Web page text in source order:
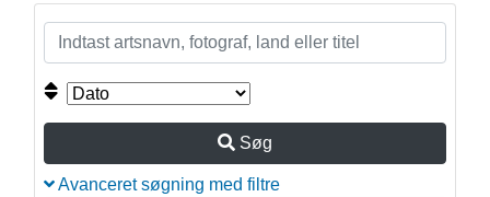
Søg
Avanceret søgning med filtre